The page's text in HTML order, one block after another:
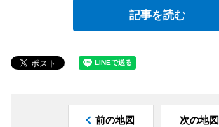
記事を読む
前の地図 次の地図